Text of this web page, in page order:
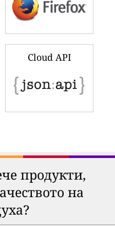
Cloud API
продукти,
на